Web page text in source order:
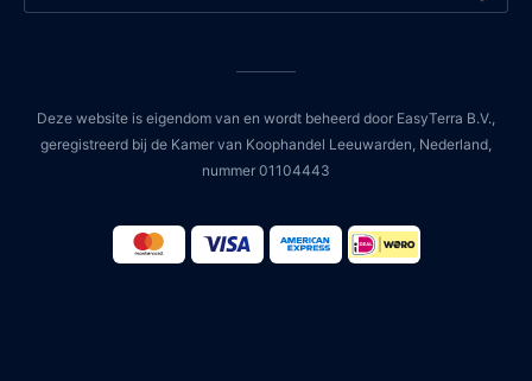
Deze website is eigendom van en wordt beheerd door EasyTerra B.V.,
geregistreerd bij de Kamer van Koophandel Leeuwarden, Nederland,
nummer 01104443